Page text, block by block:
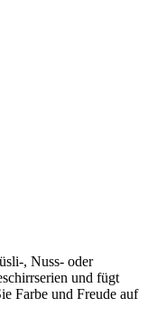
, Nuss- oder
und fügt
Farbe und Freude auf